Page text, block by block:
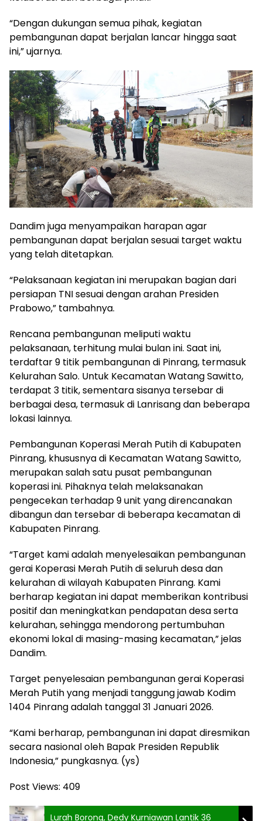
“Dengan dukungan semua pihak, kegiatan
pembangunan dapat berjalan lancar hingga saat
ini,” ujarnya.
Dandim juga menyampaikan harapan agar
pembangunan dapat berjalan sesuai target waktu
yang telah ditetapkan.
“Pelaksanaan kegiatan ini merupakan bagian dari
persiapan TNI sesuai dengan arahan Presiden
Prabowo,” tambahnya.
Rencana pembangunan meliputi waktu
pelaksanaan, terhitung mulai bulan ini. Saat ini,
terdaftar 9 titik pembangunan di Pinrang, termasuk
Kelurahan Salo. Untuk Kecamatan Watang Sawitto,
terdapat 3 titik, sementara sisanya tersebar di
berbagai desa, termasuk di Lanrisang dan beberapa
lokasi lainnya.
Pembangunan Koperasi Merah Putih di Kabupaten
Pinrang, khususnya di Kecamatan Watang Sawitto,
merupakan salah satu pusat pembangunan
koperasi ini. Pihaknya telah melaksanakan
pengecekan terhadap 9 unit yang direncanakan
dibangun dan tersebar di beberapa kecamatan di
Kabupaten Pinrang.
“Target kami adalah menyelesaikan pembangunan
gerai Koperasi Merah Putih di seluruh desa dan
kelurahan di wilayah Kabupaten Pinrang. Kami
berharap kegiatan ini dapat memberikan kontribusi
positif dan meningkatkan pendapatan desa serta
kelurahan, sehingga mendorong pertumbuhan
ekonomi lokal di masing-masing kecamatan,” jelas
Dandim.
Target penyelesaian pembangunan gerai Koperasi
Merah Putih yang menjadi tanggung jawab Kodim
1404 Pinrang adalah tanggal 31 Januari 2026.
“Kami berharap, pembangunan ini dapat diresmikan
secara nasional oleh Bapak Presiden Republik
Indonesia,” pungkasnya. (ys)
Post Views: 409
Lurah Borong, Dedy Kurniawan Lantik 36